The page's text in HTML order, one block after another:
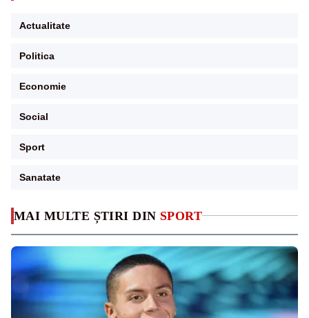
MAI MULTE ȘTIRI DIN SPORT
Actualitate
Politica
Economie
Social
Sport
Sanatate